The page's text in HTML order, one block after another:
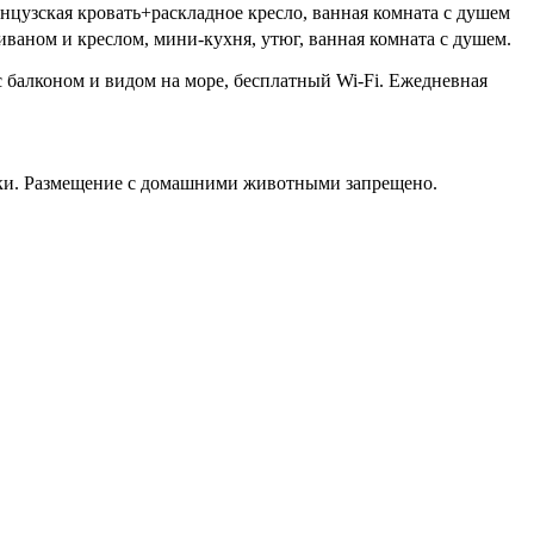
кровать+раскладное кресло, ванная комната с душем
и креслом, мини-кухня, утюг, ванная комната с душем.
и видом на море, бесплатный Wi-Fi. Ежедневная
Размещение с домашними животными запрещено.